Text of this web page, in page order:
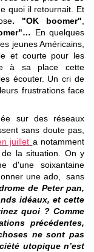
quoi il retournait. Et
. "OK boomer"
En quelques
jeunes Américains,
et courte pour les
à sa place cette
écouter. Un cri de
frustrations face
sur des réseaux
sans doute pas,
juillet a notamment
la situation. On y
d'une soixantaine
une ado, sans
de Peter pan,
idéaux, et cette
quoi ? Comme
précédentes,
ne sont pas
utopique n’est